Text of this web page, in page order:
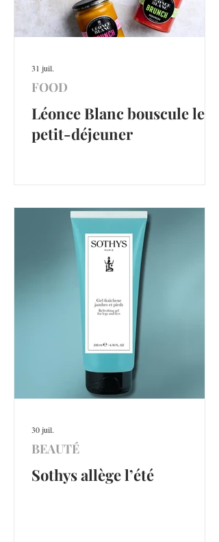
Léonce Blanc bouscule le
petit-déjeuner
FOOD
31 juil.
Sothys allège l’été
BEAUTÉ
30 juil.